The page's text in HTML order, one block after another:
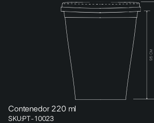
Contenedor 220 ml
SKU:PT-10023